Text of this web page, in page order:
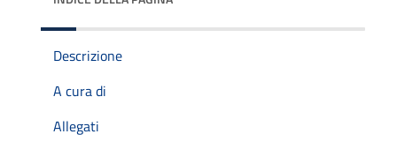
Descrizione
A cura di
Allegati